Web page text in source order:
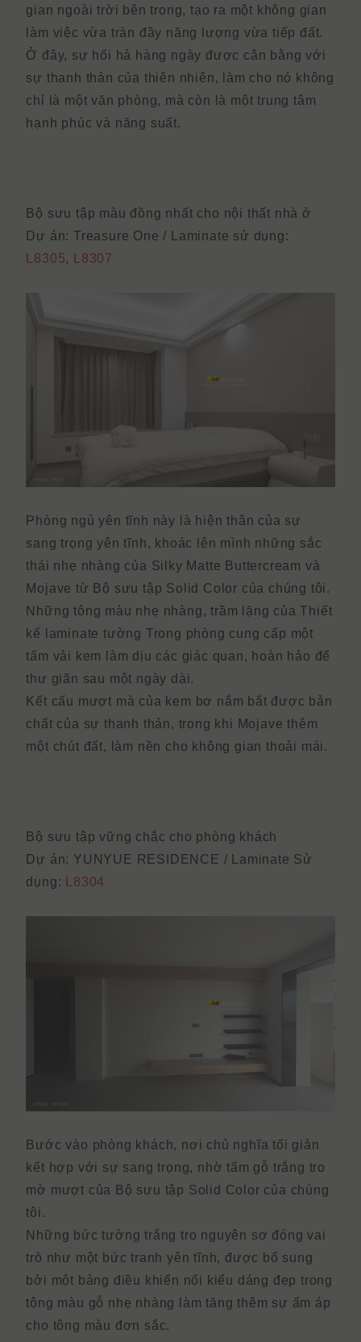
gian ngoài trời bên trong, tạo ra một không gian
làm việc vừa tràn đầy năng lượng vừa tiếp đất.
Ở đây, sự hối hả hàng ngày được cân bằng với
sự thanh thản của thiên nhiên, làm cho nó không
chỉ là một văn phòng, mà còn là một trung tâm
hạnh phúc và năng suất.
Bộ sưu tập màu đồng nhất cho nội thất nhà ở
Dự án: Treasure One /
Laminate sử dụng:
L8305, L8307
Phòng ngủ yên tĩnh này là hiện thân của sự
sang trọng yên tĩnh, khoác lên mình những sắc
thái nhẹ nhàng của Silky Matte Buttercream và
Mojave từ Bộ sưu tập Solid Color của chúng tôi.
Những tông màu nhẹ nhàng, trầm lặng của
Thiết
kế laminate tường
Trong phòng cung cấp một
tấm vải kem làm dịu các giác quan, hoàn hảo để
thư giãn sau một ngày dài.
Kết cấu mượt mà của kem bơ nắm bắt được bản
chất của sự thanh thản, trong khi Mojave thêm
một chút đất, làm nền cho không gian thoải mái.
Bộ sưu tập vững chắc cho phòng khách
Dự án: YUNYUE RESIDENCE / Laminate Sử
dụng: L8304
Bước vào phòng khách, nơi chủ nghĩa tối giản
kết hợp với sự sang trọng, nhờ tấm gỗ trắng tro
mờ mượt của Bộ sưu tập Solid Color của chúng
tôi.
Những bức tường trắng tro nguyên sơ đóng vai
trò như một bức tranh yên tĩnh, được bổ sung
bởi một bảng điều khiển nổi kiểu dáng đẹp trong
tông màu gỗ nhẹ nhàng làm tăng thêm sự ấm áp
cho tông màu đơn sắc.